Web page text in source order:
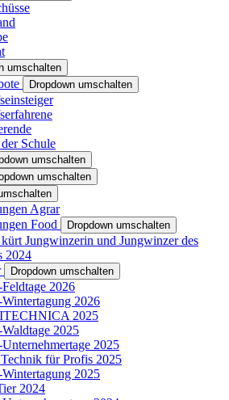
umschalten
Dropdown umschalten
Schule
umschalten
umschalten
Agrar
Food
Dropdown umschalten
Jungwinzerin und Jungwinzer des
2024
Dropdown umschalten
2026
2026
2025
2025
2025
für Profis 2025
2025
2024